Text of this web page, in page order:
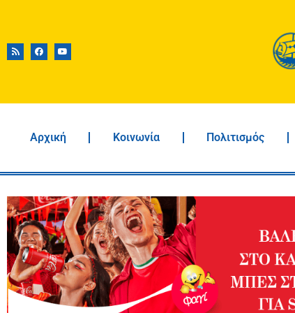
Αρχική Κοινωνία Πολιτισμός